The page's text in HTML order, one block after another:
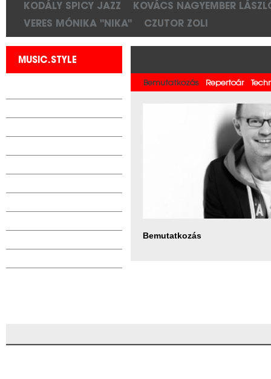
KODÁLY SPICY JAZZ
KOVÁCS NAGYEMBER
VERES MÓNIKA "NIKA"
CZUTOR ZOLI
MUSIC.STYLE
Bemutatkozás Repertoár
Bemutatkozás